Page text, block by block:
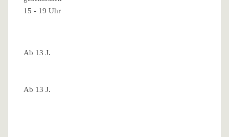
15 - 19 Uhr
Ab 13 J.
Ab 13 J.